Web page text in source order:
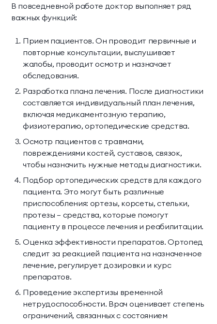
В повседневной работе доктор выполняет ряд
важных функций:
Прием пациентов. Он проводит первичные и
повторные консультации, выслушивает
жалобы, проводит осмотр и назначает
обследования.
Разработка плана лечения. После диагностики
составляется индивидуальный план лечения,
включая медикаментозную терапию,
физиотерапию, ортопедические средства.
Осмотр пациентов с травмами,
повреждениями костей, суставов, связок,
чтобы назначить нужные методы диагностики.
Подбор ортопедических средств для каждого
пациента. Это могут быть различные
приспособления: ортезы, корсеты, стельки,
протезы — средства, которые помогут
пациенту в процессе лечения и реабилитации.
Оценка эффективности препаратов. Ортопед
следит за реакцией пациента на назначенное
лечение, регулирует дозировки и курс
препаратов.
Проведение экспертизы временной
нетрудоспособности. Врач оценивает степень
ограничений, связанных с состоянием